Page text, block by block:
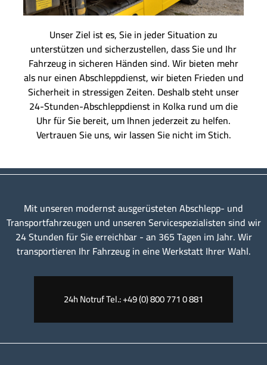
Unser Ziel ist es, Sie in jeder Situation zu
unterstützen und sicherzustellen, dass Sie und Ihr
Fahrzeug in sicheren Händen sind. Wir bieten mehr
als nur einen Abschleppdienst, wir bieten Frieden und
Sicherheit in stressigen Zeiten. Deshalb steht unser
24-Stunden-Abschleppdienst in Kolka rund um die
Uhr für Sie bereit, um Ihnen jederzeit zu helfen.
Vertrauen Sie uns, wir lassen Sie nicht im Stich.
Mit unseren modernst ausgerüsteten Abschlepp- und
Transportfahrzeugen und unseren Servicespezialisten sind wir
24 Stunden für Sie erreichbar - an 365 Tagen im Jahr. Wir
transportieren Ihr Fahrzeug in eine Werkstatt Ihrer Wahl.
24h Notruf Tel.: +49 (0) 800 771 0 881